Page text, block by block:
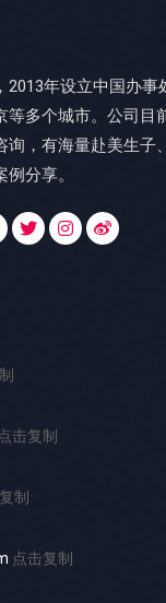
年设立中国办事
等多个城市。公司目
询，有海量赴美生子
分享。
点击复制
制
点击复制